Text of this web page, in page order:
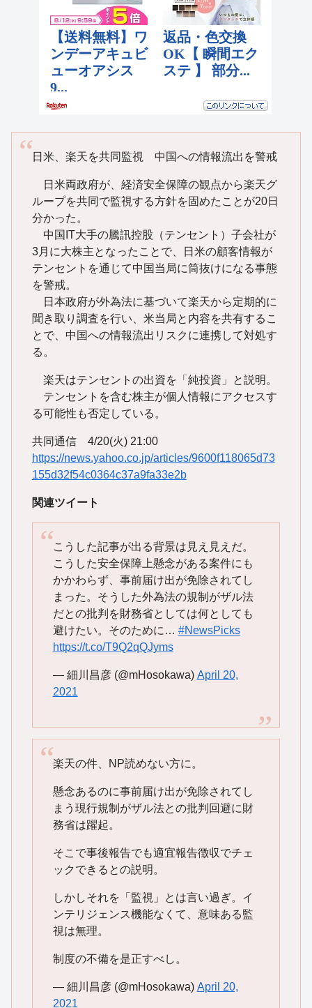
日米、楽天を共同監視 中国への情報流出を警戒
日米両政府が、経済安全保障の観点から楽天グ
ループを共同で監視する方針を固めたことが20日
分かった。
中国IT大手の騰訊控股（テンセント）子会社が
3月に大株主となったことで、日米の顧客情報が
テンセントを通じて中国当局に筒抜けになる事態
を警戒。
日本政府が外為法に基づいて楽天から定期的に
聞き取り調査を行い、米当局と内容を共有するこ
とで、中国への情報流出リスクに連携して対処す
る。
楽天はテンセントの出資を「純投資」と説明。
テンセントを含む株主が個人情報にアクセスす
る可能性も否定している。
共同通信 4/20(火) 21:00
https://news.yahoo.co.jp/articles/9600f118065d73
155d32f54c0364c37a9fa33e2b
関連ツイート
こうした記事が出る背景は見え見えだ。
こうした安全保障上懸念がある案件にも
かかわらず、事前届け出が免除されてし
まった。そうした外為法の規制がザル法
だとの批判を財務省としては何としても
避けたい。そのために… #NewsPicks
https://t.co/T9Q2qQJyms
— 細川昌彦 (@mHosokawa) April 20,
2021
楽天の件、NP読めない方に。
懸念あるのに事前届け出が免除されてし
まう現行規制がザル法との批判回避に財
務省は躍起。
そこで事後報告でも適宜報告徴収でチェ
ックできるとの説明。
しかしそれを「監視」とは言い過ぎ。イ
ンテリジェンス機能なくて、意味ある監
視は無理。
制度の不備を是正すべし。
— 細川昌彦 (@mHosokawa) April 20,
2021